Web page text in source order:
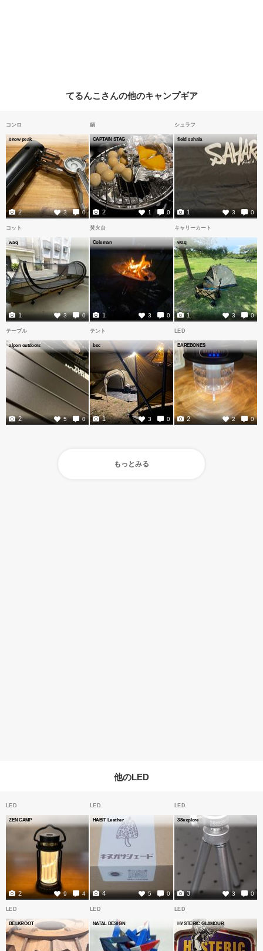
てるんこさんの他のキャンプギア
コンロ
snow peak
3 0
2
鍋
CAPTAIN STAG
1 0
2
シュラフ
field sahala
3 0
1
コット
waq
3 0
1
焚火台
Coleman
3 0
1
キャリーカート
waq
3 0
1
テーブル
alpen outdoors
5 0
2
テント
boc
3 0
1
LED
BAREBONES
2 0
2
もっとみる
他のLED
LED
ZEN CAMP
9 4
2
LED
HABIT Leather
5 0
4
LED
38explore
3 0
3
LED
BELKROOT
LED
NATAL DESIGN
LED
HYSTERIC GLAMOUR